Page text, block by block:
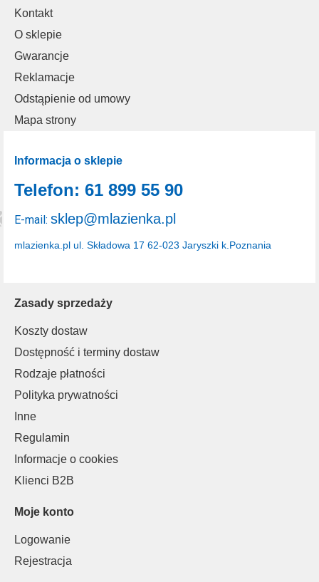
Kontakt
O sklepie
Gwarancje
Reklamacje
Odstąpienie od umowy
Mapa strony
Zasady sprzedaży
Koszty dostaw
Dostępność i terminy dostaw
Rodzaje płatności
Polityka prywatności
Inne
Regulamin
Informacje o cookies
Klienci B2B
Moje konto
Logowanie
Rejestracja
Informacja o sklepie
mlazienka.pl ul. Składowa 17 62-023 Jaryszki k.Poznania
Telefon: 61 899 55 90
E-mail: sklep@mlazienka.pl